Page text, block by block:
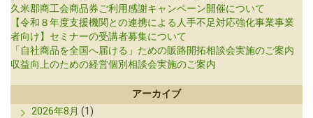
久米郡商工会商品券ご利用感謝キャンペーン開催について
【令和８年度支援機関との連携による人手不足対応強化事業事業
者向け】セミナーの受講者募集について
「自社商品を全国へ届ける」ための販路開拓相談会実施のご案内
収益向上のための経営個別相談会実施のご案内
アーカイブ
2026年8月 (1)